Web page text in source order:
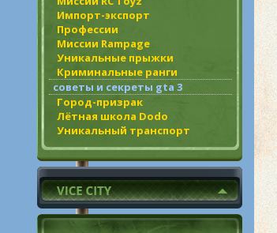
Импорт-экспорт
Профессии
Миссии Rampage
Уникальные прыжки
Криминальные ранги
советы и секреты gta 3
Город-призрак
Лётная школа Dodo
Уникальный транспорт